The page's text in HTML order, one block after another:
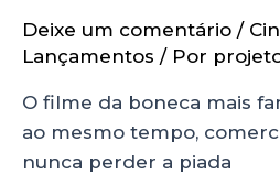
Deixe um comentário /
Lançamentos / Por
O filme da boneca mais
ao mesmo tempo,
nunca perder a piada